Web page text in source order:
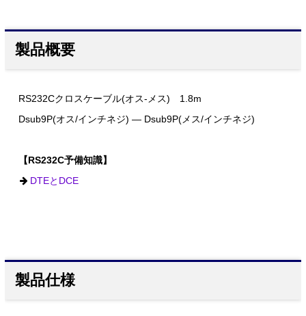
製品概要
RS232Cクロスケーブル(オス-メス) 1.8m
Dsub9P(オス/インチネジ) ― Dsub9P(メス/インチネジ)
【RS232C予備知識】
DTEとDCE
製品仕様